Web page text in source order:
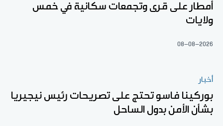
أمطار على قرى وتجمعات سكانية في خمس
ولايات
08-08-2026
أخبار
بوركينا فاسو تحتج على تصريحات رئيس نيجيريا
بشأن الأمن بدول الساحل